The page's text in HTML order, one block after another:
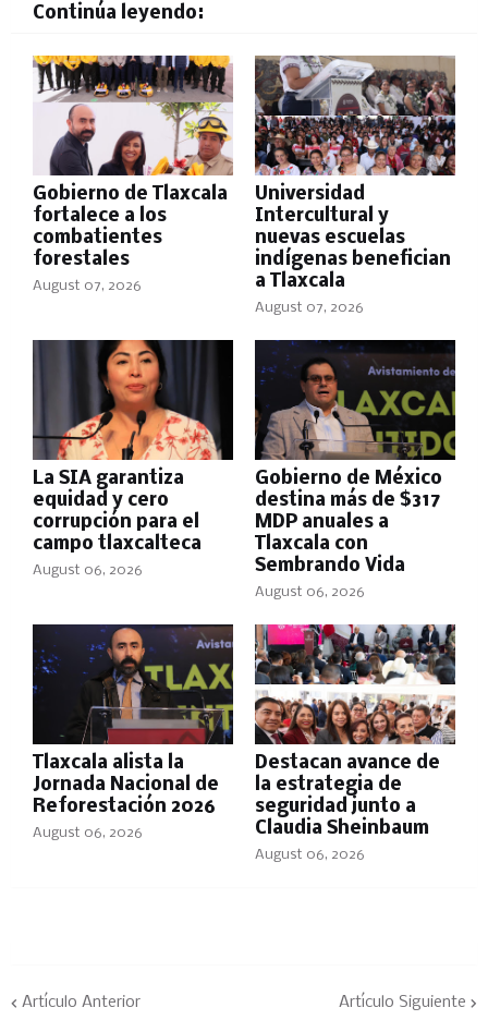
Continúa leyendo:
Gobierno de Tlaxcala
fortalece a los
combatientes
forestales
August 07, 2026
Universidad
Intercultural y
nuevas escuelas
indígenas benefician
a Tlaxcala
August 07, 2026
La SIA garantiza
equidad y cero
corrupción para el
campo tlaxcalteca
August 06, 2026
Gobierno de México
destina más de $317
MDP anuales a
Tlaxcala con
Sembrando Vida
August 06, 2026
Tlaxcala alista la
Jornada Nacional de
Reforestación 2026
August 06, 2026
Destacan avance de
la estrategia de
seguridad junto a
Claudia Sheinbaum
August 06, 2026
Artículo Anterior Artículo Siguiente